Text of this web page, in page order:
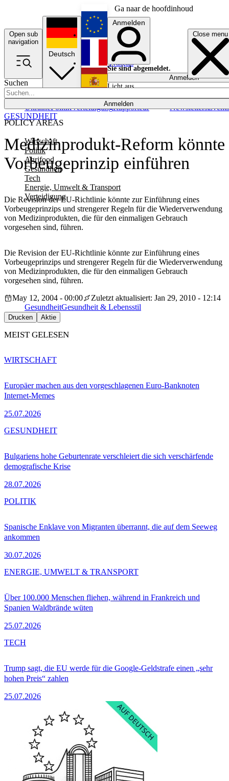
Ga naar de hoofdinhoud
Open sub
navigation
Close menu
Suchen
Anmelden
POLICY AREAS
Wirtschaft
Politik
Agrifood
Gesundheit
Tech
Energie, Umwelt & Transport
Verteidigung
UkrainePolitikVerteidigungRapporteur NewslettersEvents
Deutsch
English
Français
Anmelden
Sie sind abgemeldet.
Anmelden
Licht aus
Medizinprodukt-Reform könnte
Vorbeugeprinzip einführen
Die Revision der EU-Richtlinie könnte zur Einführung eines
Vorbeugeprinzips und strengerer Regeln für die Wiederverwendung
von Medizinprodukten, die für den einmaligen Gebrauch
vorgesehen sind, führen.
GESUNDHEIT
Die Revision der EU-Richtlinie könnte zur Einführung eines
Vorbeugeprinzips und strengerer Regeln für die Wiederverwendung
von Medizinprodukten, die für den einmaligen Gebrauch
vorgesehen sind, führen.
May 12, 2004 - 00:00
Zuletzt aktualisiert: Jan 29, 2010 - 12:14
GesundheitGesundheit & Lebensstil
Drucken Aktie
MEIST GELESEN
Europäer machen aus den vorgeschlagenen Euro-Banknoten
Internet-Memes
25.07.2026
WIRTSCHAFT
Bulgariens hohe Geburtenrate verschleiert die sich verschärfende
demografische Krise
28.07.2026
GESUNDHEIT
Spanische Enklave von Migranten überrannt, die auf dem Seeweg
ankommen
30.07.2026
POLITIK
Über 100.000 Menschen fliehen, während in Frankreich und
Spanien Waldbrände wüten
25.07.2026
ENERGIE, UMWELT & TRANSPORT
Trump sagt, die EU werde für die Google-Geldstrafe einen „sehr
hohen Preis“ zahlen
25.07.2026
TECH